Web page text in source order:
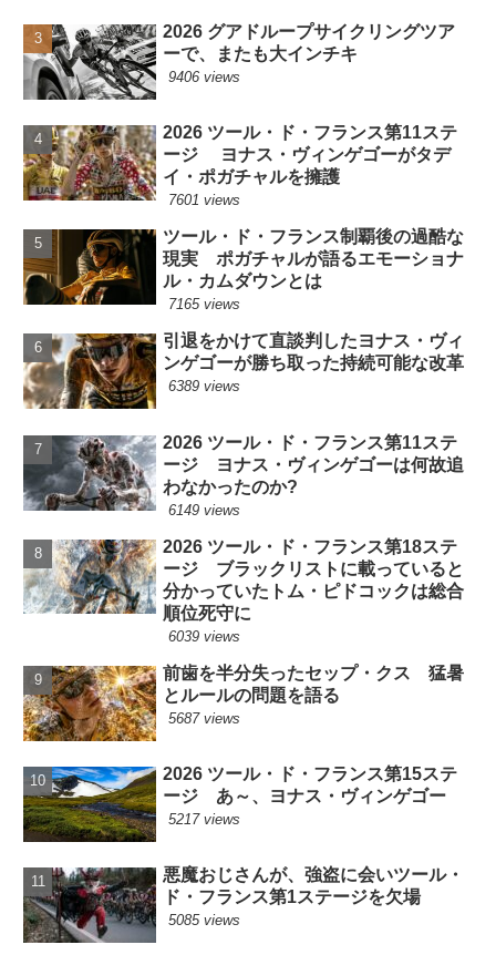
2026 グアドループサイクリングツア
ーで、またも大インチキ
9406 views
2026 ツール・ド・フランス第11ステ
ージ ヨナス・ヴィンゲゴーがタデ
イ・ポガチャルを擁護
7601 views
ツール・ド・フランス制覇後の過酷な
現実 ポガチャルが語るエモーショナ
ル・カムダウンとは
7165 views
引退をかけて直談判したヨナス・ヴィ
ンゲゴーが勝ち取った持続可能な改革
6389 views
2026 ツール・ド・フランス第11ステ
ージ ヨナス・ヴィンゲゴーは何故追
わなかったのか?
6149 views
2026 ツール・ド・フランス第18ステ
ージ ブラックリストに載っていると
分かっていたトム・ピドコックは総合
順位死守に
6039 views
前歯を半分失ったセップ・クス 猛暑
とルールの問題を語る
5687 views
2026 ツール・ド・フランス第15ステ
ージ あ～、ヨナス・ヴィンゲゴー
5217 views
悪魔おじさんが、強盗に会いツール・
ド・フランス第1ステージを欠場
5085 views